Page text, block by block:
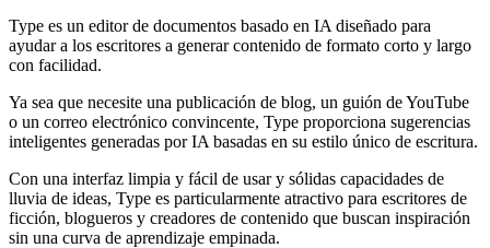
Type es un editor de documentos basado en IA diseñado para
ayudar a los escritores a generar contenido de formato corto y largo
con facilidad.
Ya sea que necesite una publicación de blog, un guión de YouTube
o un correo electrónico convincente, Type proporciona sugerencias
inteligentes generadas por IA basadas en su estilo único de escritura.
Con una interfaz limpia y fácil de usar y sólidas capacidades de
lluvia de ideas, Type es particularmente atractivo para escritores de
ficción, blogueros y creadores de contenido que buscan inspiración
sin una curva de aprendizaje empinada.